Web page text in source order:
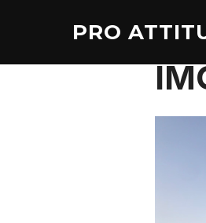
PRO